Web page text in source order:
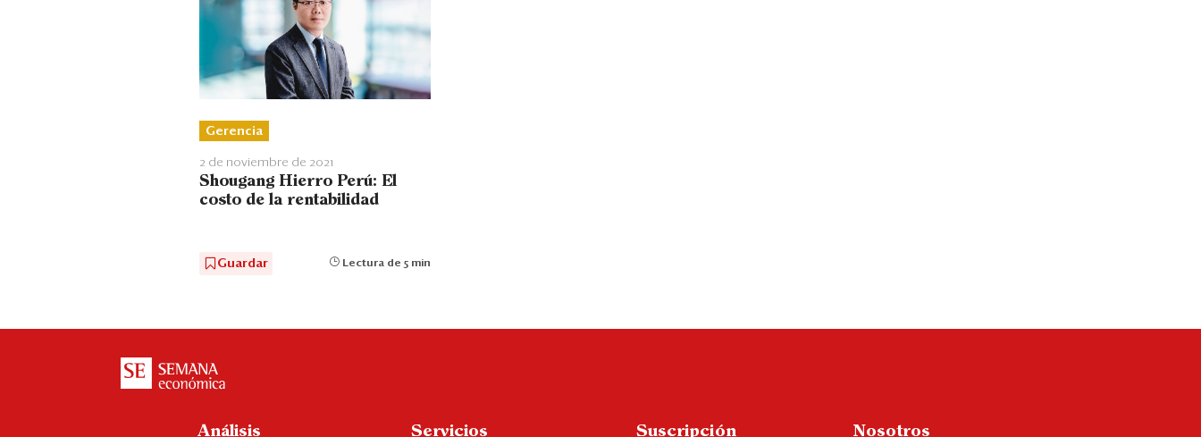
Gerencia
2 de noviembre de 2021
Shougang Hierro Perú: El
costo de la rentabilidad
Guardar Lectura de 5 min
Análisis Servicios Suscripción Nosotros